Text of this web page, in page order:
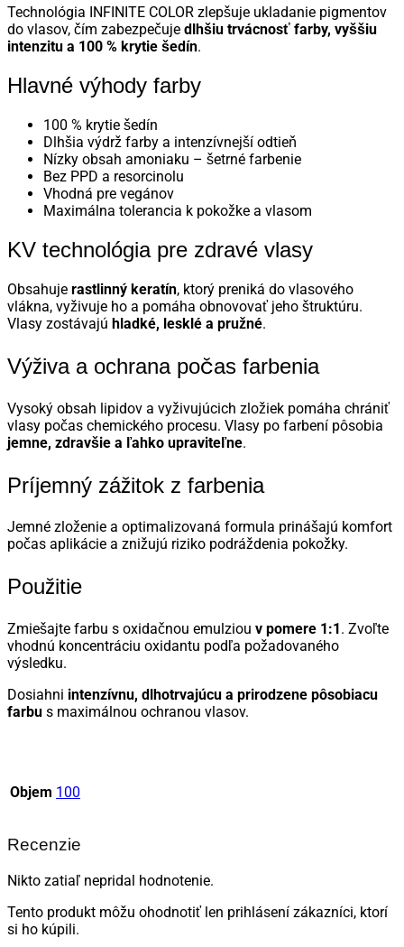
Technológia INFINITE COLOR zlepšuje ukladanie pigmentov
do vlasov, čím zabezpečuje dlhšiu trvácnosť farby, vyššiu
intenzitu a 100 % krytie šedín.
Hlavné výhody farby
100 % krytie šedín
Dlhšia výdrž farby a intenzívnejší odtieň
Nízky obsah amoniaku – šetrné farbenie
Bez PPD a resorcinolu
Vhodná pre vegánov
Maximálna tolerancia k pokožke a vlasom
KV technológia pre zdravé vlasy
Obsahuje rastlinný keratín, ktorý preniká do vlasového
vlákna, vyživuje ho a pomáha obnovovať jeho štruktúru.
Vlasy zostávajú hladké, lesklé a pružné.
Výživa a ochrana počas farbenia
Vysoký obsah lipidov a vyživujúcich zložiek pomáha chrániť
vlasy počas chemického procesu. Vlasy po farbení pôsobia
jemne, zdravšie a ľahko upraviteľne.
Príjemný zážitok z farbenia
Jemné zloženie a optimalizovaná formula prinášajú komfort
počas aplikácie a znižujú riziko podráždenia pokožky.
Použitie
Zmiešajte farbu s oxidačnou emulziou v pomere 1:1 . Zvoľte
vhodnú koncentráciu oxidantu podľa požadovaného
výsledku.
Dosiahni intenzívnu, dlhotrvajúcu a prirodzene pôsobiacu
farbu s maximálnou ochranou vlasov.
Objem 100
Recenzie
Nikto zatiaľ nepridal hodnotenie.
Tento produkt môžu ohodnotiť len prihlásení zákazníci, ktorí
si ho kúpili.